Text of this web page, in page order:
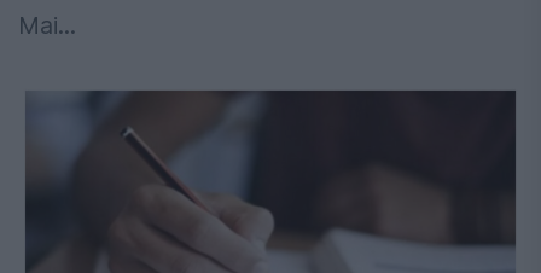
Mai...